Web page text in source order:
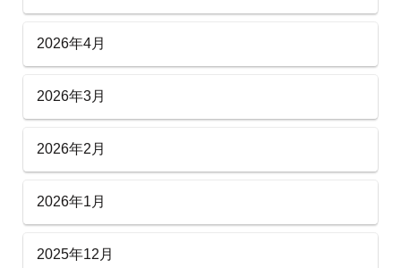
2026年4月
2026年3月
2026年2月
2026年1月
2025年12月